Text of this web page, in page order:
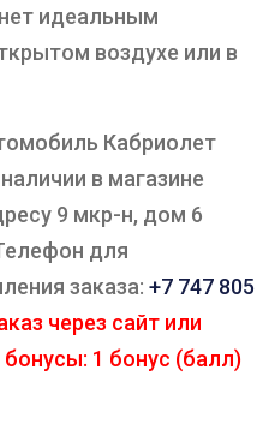
идеальным
воздухе или в
Кабриолет
в магазине
9 мкр-н, дом 6
для
заказа: +7 747 805
через сайт или
1 бонус (балл)